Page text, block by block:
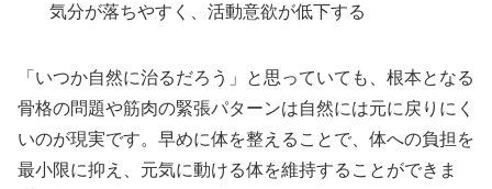
気分が落ちやすく、活動意欲が低下する
「いつか自然に治るだろう」と思っていても、根本となる
骨格の問題や筋肉の緊張パターンは自然には元に戻りにく
いのが現実です。早めに体を整えることで、体への負担を
最小限に抑え、元気に動ける体を維持することができま